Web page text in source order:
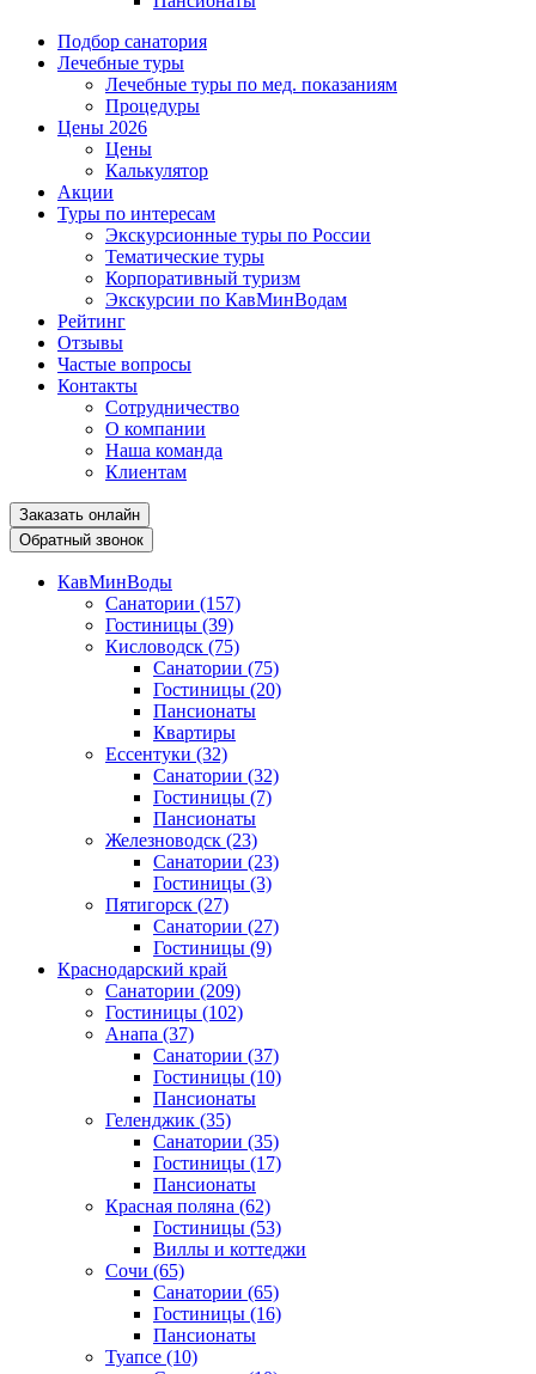
Подбор санатория
Лечебные туры
Лечебные туры по мед. показаниям
Процедуры
Цены 2026
Цены
Калькулятор
Акции
Туры по интересам
Экскурсионные туры по России
Тематические туры
Корпоративный туризм
Экскурсии по КавМинВодам
Рейтинг
Отзывы
Частые вопросы
Контакты
Сотрудничество
О компании
Наша команда
Клиентам
Заказать онлайн
Обратный звонок
КавМинВоды
Санатории (157)
Гостиницы (39)
Кисловодск (75)
Санатории (75)
Гостиницы (20)
Пансионаты
Квартиры
Ессентуки (32)
Санатории (32)
Гостиницы (7)
Пансионаты
Железноводск (23)
Санатории (23)
Гостиницы (3)
Пятигорск (27)
Санатории (27)
Гостиницы (9)
Краснодарский край
Санатории (209)
Гостиницы (102)
Анапа (37)
Санатории (37)
Гостиницы (10)
Пансионаты
Геленджик (35)
Санатории (35)
Гостиницы (17)
Пансионаты
Красная поляна (62)
Гостиницы (53)
Виллы и коттеджи
Сочи (65)
Санатории (65)
Гостиницы (16)
Пансионаты
Туапсе (10)